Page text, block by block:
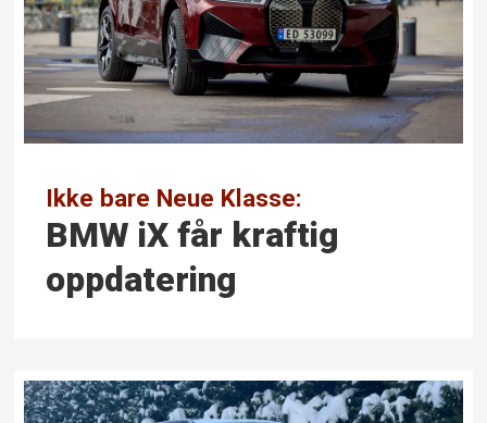
Ikke bare Neue Klasse:
BMW iX får kraftig
oppdatering